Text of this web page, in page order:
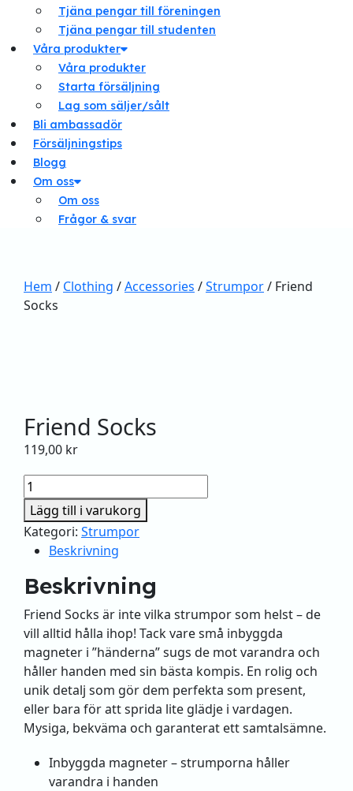
Tjäna pengar till föreningen
Tjäna pengar till studenten
Våra produkter
Våra produkter
Starta försäljning
Lag som säljer/sålt
Bli ambassadör
Försäljningstips
Blogg
Om oss
Om oss
Frågor & svar
Hem / Clothing /Accessories /Strumpor/ Friend
Socks
Friend Socks
119,00 kr
Friend
Socks
mängd
Lägg till i varukorg
Kategori: Strumpor
Beskrivning
Beskrivning
Friend Socks är inte vilka strumpor som helst – de
vill alltid hålla ihop! Tack vare små inbyggda
magneter i ”händerna” sugs de mot varandra och
håller handen med sin bästa kompis. En rolig och
unik detalj som gör dem perfekta som present,
eller bara för att sprida lite glädje i vardagen.
Mysiga, bekväma och garanterat ett samtalsämne.
Inbyggda magneter – strumporna håller
varandra i handen